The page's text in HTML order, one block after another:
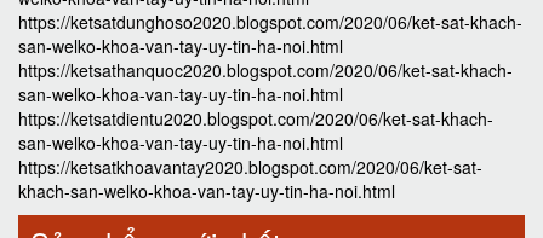
https://ketsatdunghoso2020.blogspot.com/2020/06/ket-sat-khach-
san-welko-khoa-van-tay-uy-tin-ha-noi.html
https://ketsathanquoc2020.blogspot.com/2020/06/ket-sat-khach-
san-welko-khoa-van-tay-uy-tin-ha-noi.html
https://ketsatdientu2020.blogspot.com/2020/06/ket-sat-khach-
san-welko-khoa-van-tay-uy-tin-ha-noi.html
https://ketsatkhoavantay2020.blogspot.com/2020/06/ket-sat-
khach-san-welko-khoa-van-tay-uy-tin-ha-noi.html